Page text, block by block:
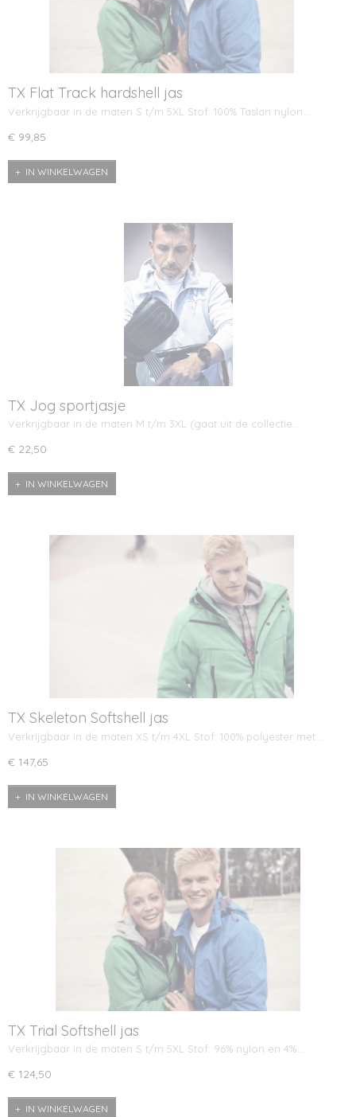
TX Flat Track hardshell jas
Verkrijgbaar in de maten S t/m 5XL Stof: 100% Taslan nylon…
€ 99,85
IN WINKELWAGEN
TX Jog sportjasje
Verkrijgbaar in de maten M t/m 3XL (gaat uit de collectie…
€ 22,50
IN WINKELWAGEN
TX Skeleton Softshell jas
Verkrijgbaar in de maten XS t/m 4XL Stof: 100% polyester met…
€ 147,65
IN WINKELWAGEN
TX Trial Softshell jas
Verkrijgbaar in de maten S t/m 5XL Stof: 96% nylon en 4%…
€ 124,50
IN WINKELWAGEN